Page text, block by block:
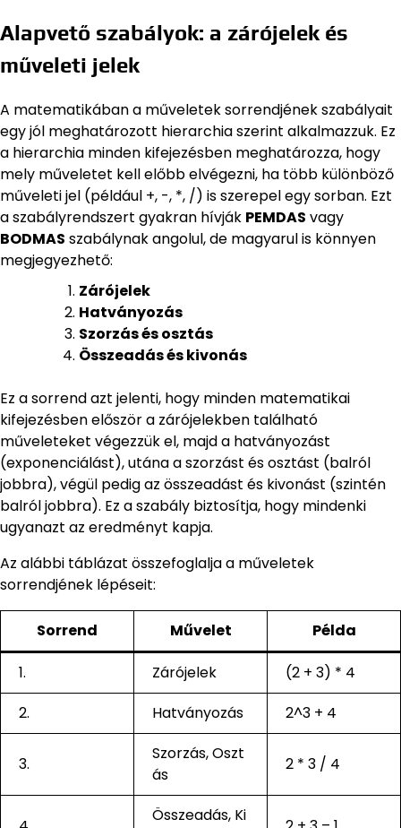
Alapvető szabályok: a zárójelek és
műveleti jelek
A matematikában a műveletek sorrendjének szabályait
egy jól meghatározott hierarchia szerint alkalmazzuk. Ez
a hierarchia minden kifejezésben meghatározza, hogy
mely műveletet kell előbb elvégezni, ha több különböző
műveleti jel (például +, -, *, /) is szerepel egy sorban. Ezt
a szabályrendszert gyakran hívják PEMDAS vagy
BODMAS szabálynak angolul, de magyarul is könnyen
megjegyezhető:
Zárójelek
Hatványozás
Szorzás és osztás
Összeadás és kivonás
Ez a sorrend azt jelenti, hogy minden matematikai
kifejezésben először a zárójelekben található
műveleteket végezzük el, majd a hatványozást
(exponenciálást), utána a szorzást és osztást (balról
jobbra), végül pedig az összeadást és kivonást (szintén
balról jobbra). Ez a szabály biztosítja, hogy mindenki
ugyanazt az eredményt kapja.
Az alábbi táblázat összefoglalja a műveletek
sorrendjének lépéseit:
Sorrend Művelet Példa
1. Zárójelek
(2 + 3) * 4
2.
Hatványozás 2^3 + 4
3.
Szorzás, Oszt
ás
2 * 3 / 4
Összeadás, Ki